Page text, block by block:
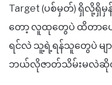
Target (ပစ်မှတ်) ရှိလို့ရှိမှ
တော့ လူထုတွေပဲ ထိတာပ
ရင်လဲ သူ့ရဲ့ရန်သူတွေပဲ မျ
ဘယ်လိုဇာတ်သိမ်းမလဲဆိုတ